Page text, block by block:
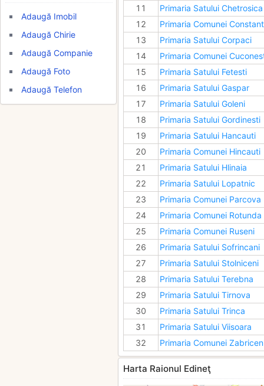
Adaugă Imobil
Adaugă Chirie
Adaugă Companie
Adaugă Foto
Adaugă Telefon
11
Primaria Satului
12
Primaria Comunei
13
Primaria Satului Corpaci
14
Primaria Comunei
15
Primaria Satului Fetesti
16
Primaria Satului Gaspar
17
Primaria Satului Goleni
18
Primaria Satului Gordinesti
19
Primaria Satului Hancauti
20
Primaria Comunei Hincauti
21
Primaria Satului Hlinaia
22
Primaria Satului Lopatnic
23
Primaria Comunei Parcova
24
Primaria Comunei Rotunda
25
Primaria Comunei Ruseni
26
Primaria Satului Sofrincani
27
Primaria Satului Stolniceni
28
Primaria Satului Terebna
29
Primaria Satului Tirnova
30
Primaria Satului Trinca
31
Primaria Satului Viisoara
32
Primaria Comunei
Harta Raionul Edineţ